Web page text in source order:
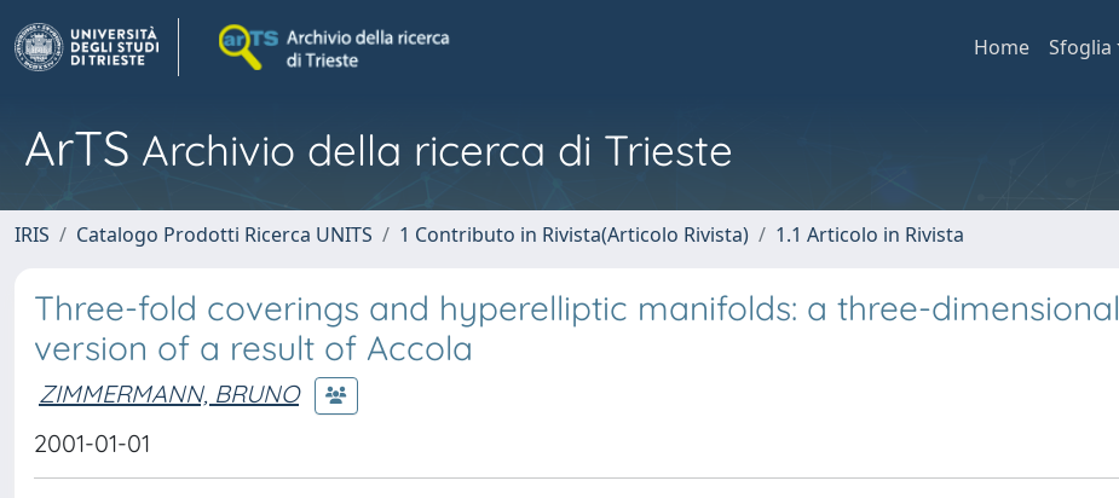
Home Sfoglia
ArTS Archivio della ricerca di Trieste
IRIS Catalogo Prodotti Ricerca UNITS 1 Contributo in Rivista(Articolo Rivista) 1.1 Articolo in Rivista
Three-fold coverings and hyperelliptic manifolds: a three-dimensional
version of a result of Accola
ZIMMERMANN, BRUNO
2001-01-01